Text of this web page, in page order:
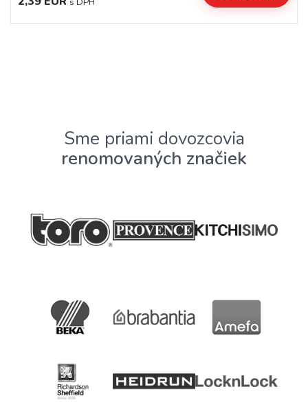
Sme priami dovozcovia
renomovaných značiek